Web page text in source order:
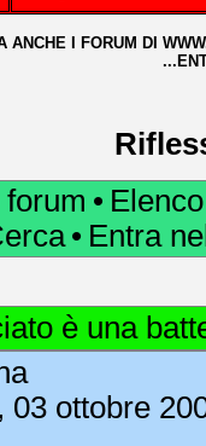
ANCHE I FORUM DI
forum •
• Entra
è una
03 ottobre